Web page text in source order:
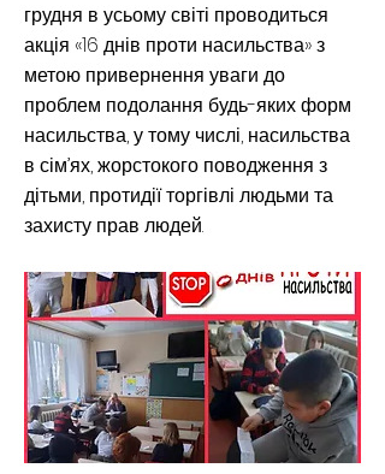
грудня в усьому світі проводиться
акція «16 днів проти насильства» з
метою привернення уваги до
проблем подолання будь-яких форм
насильства, у тому числі, насильства
в сім’ях, жорстокого поводження з
дітьми, протидії торгівлі людьми та
захисту прав людей.